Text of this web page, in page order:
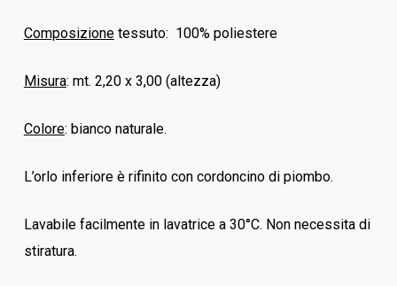
Composizionetessuto: 100% poliestere
Misura: mt. 2,20 x 3,00 (altezza)
Colore: bianco naturale.
L’orlo inferiore è rifinito con cordoncino di piombo.
Lavabile facilmente in lavatrice a 30°C. Non necessita di
stiratura.